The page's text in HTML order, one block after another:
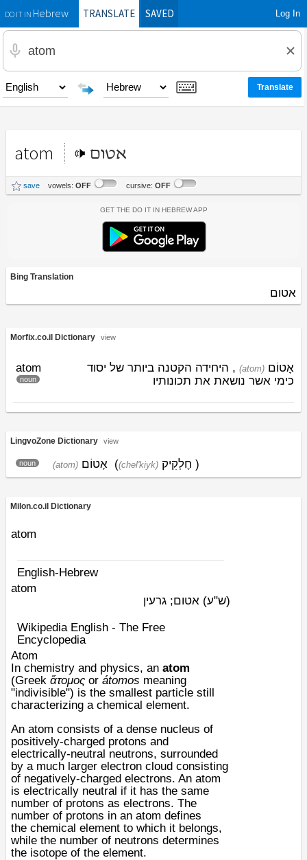
DO IT INHebrewTRANSLATE SAVED Log In
atom אטום
save vowels: OFF cursive: OFF
Get the Do It In Hebrew App
Bing Translation
אטום
Morfix.co.il Dictionary view
atom
noun
(atom) אָטוֹם
, היחידה הקטנה ביותר של יסוד
כימי אשר נושאת את תכונותיו
LingvoZone Dictionary view
noun (atom) אָטוֹם ((chel'kiyk) חֶלְקִיק )
Milon.co.il Dictionary
atom
English-Hebrew
atom
(ש"ע) אטום; גרעין
Wikipedia English - The Free
Encyclopedia
Atom
In chemistry and physics, an atom
(Greek ἄτομος or átomos meaning
"indivisible") is the smallest particle still
characterizing a chemical element.
An atom consists of a dense nucleus of
positively-charged protons and
electrically-neutral neutrons, surrounded
by a much larger electron cloud consisting
of negatively-charged electrons. An atom
is electrically neutral if it has the same
number of protons as electrons. The
number of protons in an atom defines
the chemical element to which it belongs,
while the number of neutrons determines
the isotope of the element.